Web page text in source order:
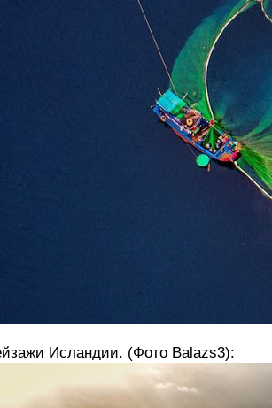
Исландии. (Фото Balazs3):